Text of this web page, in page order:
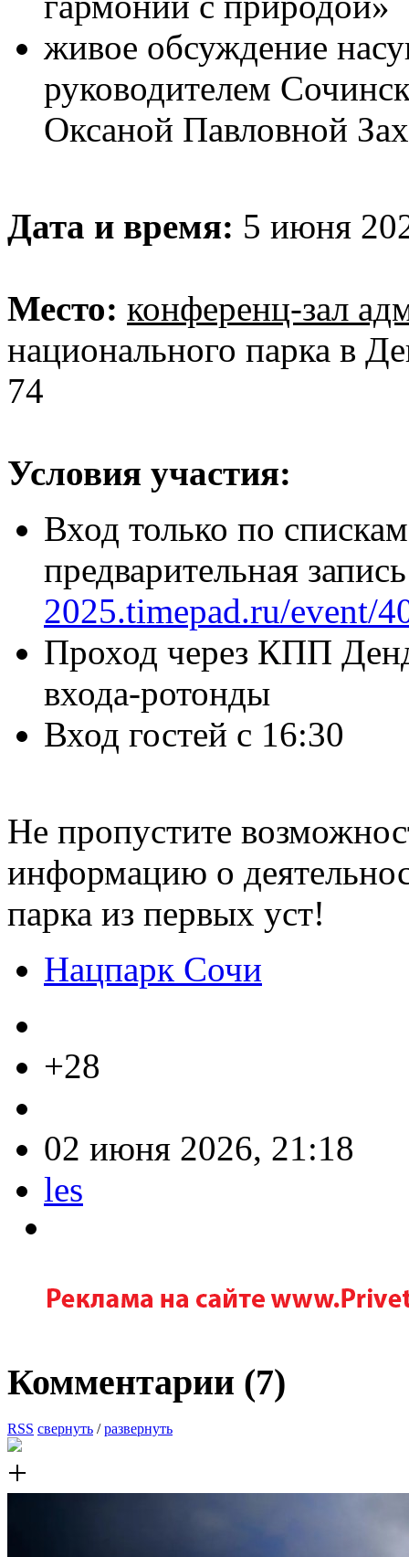
живое обсуждение
руководителем
Оксаной Павловной
Дата и время: 5 июня
Место: конференц-зал
национального парка в
74
Условия участия:
Вход только по
предварительная
2025.timepad.ru/event/
Проход через КПП
входа-ротонды
Вход гостей с 16:30
Не пропустите
информацию о
парка из первых уст!
Нацпарк Сочи
+28
02 июня 2026, 21:18
les
Комментарии (7)
RSS свернуть /развернуть